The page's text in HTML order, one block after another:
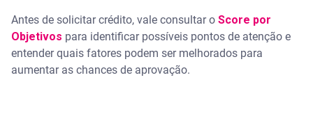
Antes de solicitar crédito, vale consultar o Score por
Objetivos para identificar possíveis pontos de atenção e
entender quais fatores podem ser melhorados para
aumentar as chances de aprovação.